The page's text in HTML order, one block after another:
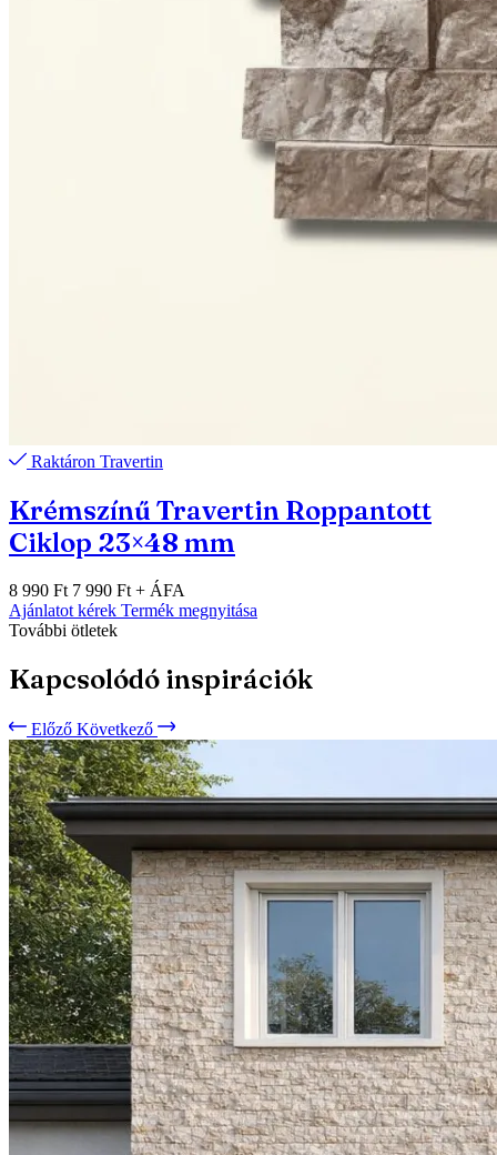
Raktáron Travertin
Krémszínű Travertin Roppantott
Ciklop 23×48 mm
8 990 Ft 7 990 Ft + ÁFA
Ajánlatot kérek Termék megnyitása
További ötletek
Kapcsolódó inspirációk
Előző Következő